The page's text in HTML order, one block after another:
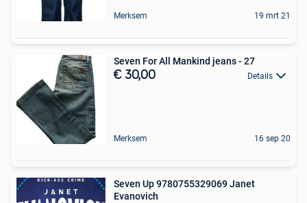
Merksem 19 mrt 21
Seven For All Mankind jeans - 27
€ 30,00 Details
Merksem 16 sep 20
Seven Up 9780755329069 Janet
Evanovich